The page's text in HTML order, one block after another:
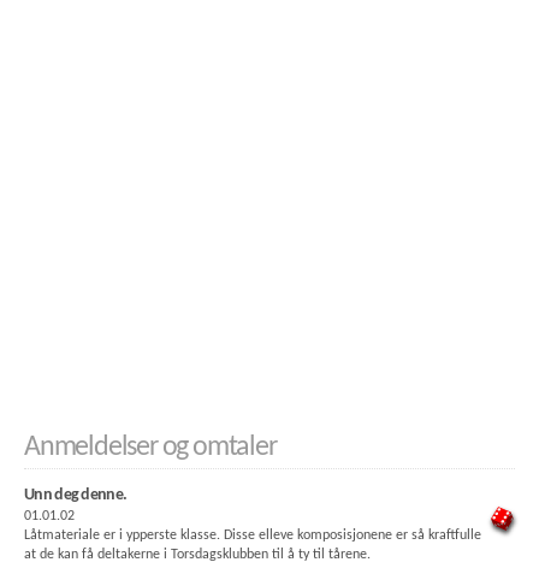
Anmeldelser og omtaler
Unn deg denne.
01.01.02
Låtmateriale er i ypperste klasse. Disse elleve komposisjonene er så kraftfulle
at de kan få deltakerne i Torsdagsklubben til å ty til tårene.